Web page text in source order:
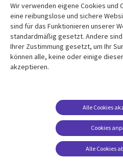
Mediathek
Library
GERMANY
Aktuelles
Social
Media
GERMANY
Wir verwenden eigene Cookies und
eine reibungslose und sichere
sind für das Funktionieren unserer
standardmäßig gesetzt. Andere
Ihrer Zustimmung gesetzt, um Ihr
können alle, keine oder einige
akzeptieren.
Cookies
Alle Cookies
Alle Cookies